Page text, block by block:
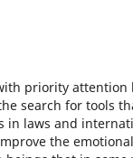
priority attention
search for tools
in laws and
the